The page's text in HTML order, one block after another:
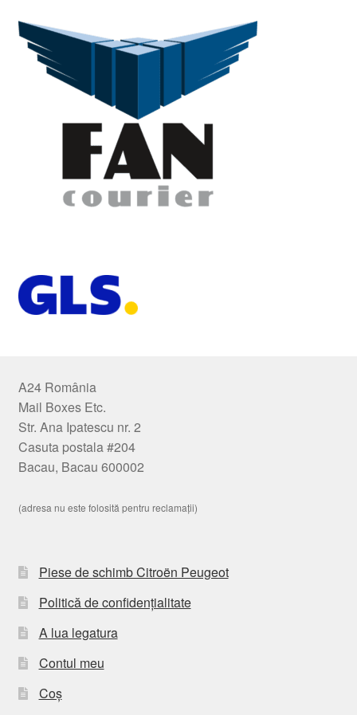
A24 România
Mail Boxes Etc.
Str. Ana Ipatescu nr. 2
Casuta postala #204
Bacau, Bacau 600002
(adresa nu este folosită pentru reclamații)
Piese de schimb Citroën Peugeot
Politică de confidențialitate
A lua legatura
Contul meu
Coș